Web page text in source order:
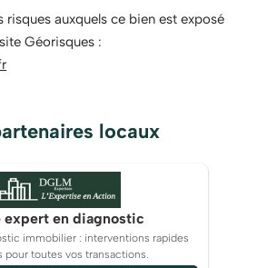
risques auxquels ce bien est exposé
Géorisques :
locaux
expert en diagnostic
immobilier : interventions rapides
pour toutes vos transactions.